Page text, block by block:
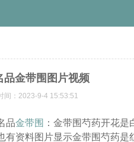
品金带围图片视频
间：2023-9-4 15:53:51
品金带围 ：金带围芍药开花
有资料图片显示金带围芍药是